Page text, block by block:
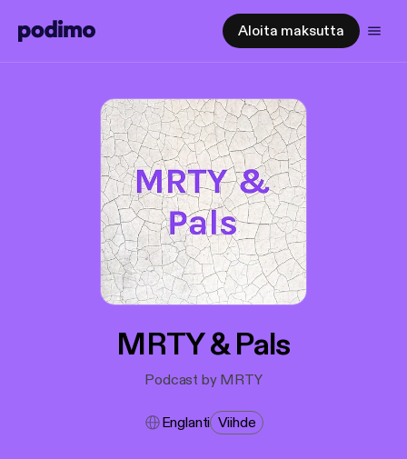
Aloita maksutta
MRTY & Pals
Podcast by MRTY
Englanti Viihde